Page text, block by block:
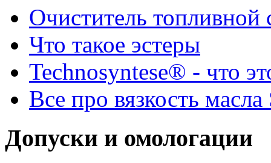
Очиститель
Что такое эстеры
Technosyntese® - что
Все про вязкость
Допуски и омологации